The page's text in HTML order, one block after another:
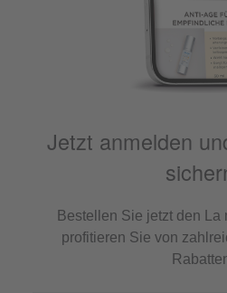
Jetzt anmelden
Bestellen Sie jetzt den La
profitieren Sie von